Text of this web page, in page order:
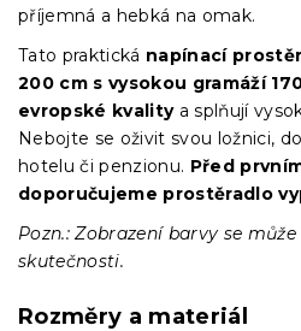
příjemná a hebká na omak.
Tato praktická napínací
200 cm s vysokou gramáží
evropské kvalitya splňují
Nebojte se oživit svou ložnici,
hotelu či penzionu. Před
doporučujeme prostěradlo
Pozn.: Zobrazení barvy se
skutečnosti.
Rozměry a materiál